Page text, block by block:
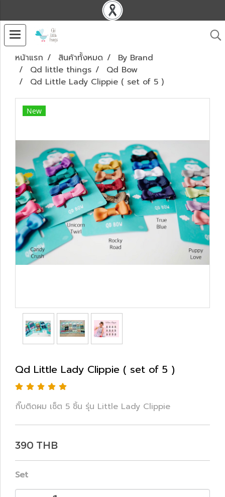
หน้าแรก สินค้าทั้งหมด
By Brand
Qd little things
Qd Bow
Qd Little Lady Clippie ( set of 5 )
New
Qd Little Lady Clippie ( set of 5 )
กิ๊บติดผม เซ็ต 5 ชิ้น รุ่น Little Lady Clippie
390 THB
Set